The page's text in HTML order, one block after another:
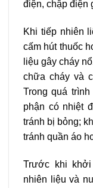
điện, chập điện
Khi tiếp nhiên
cấm hút thuốc
liệu gây cháy
chữa cháy và
Trong quá
phận có nhiệt
tránh bị bỏng;
tránh quần áo
Trước khi
nhiên liệu và